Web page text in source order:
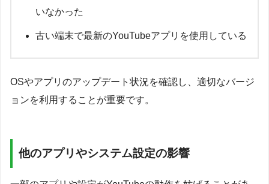
いなかった
古い端末で最新のYouTubeアプリを使用している
OSやアプリのアップデート状況を確認し、適切なバージ
ョンを利用することが重要です。
他のアプリやシステム設定の影響